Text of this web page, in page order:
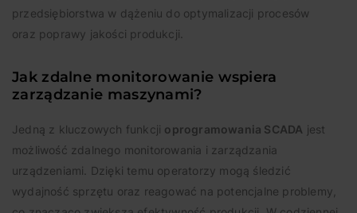
przedsiębiorstwa w dążeniu do optymalizacji procesów
oraz poprawy jakości produkcji.
Jak zdalne monitorowanie wspiera
zarządzanie maszynami?
Jedną z kluczowych funkcji oprogramowania SCADA jest
możliwość zdalnego monitorowania i zarządzania
urządzeniami. Dzięki temu operatorzy mogą śledzić
wydajność sprzętu oraz reagować na potencjalne problemy,